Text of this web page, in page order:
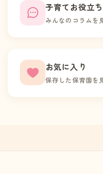
子育てお役立
みんなのコラムを
お気に入り
保存した保育園を